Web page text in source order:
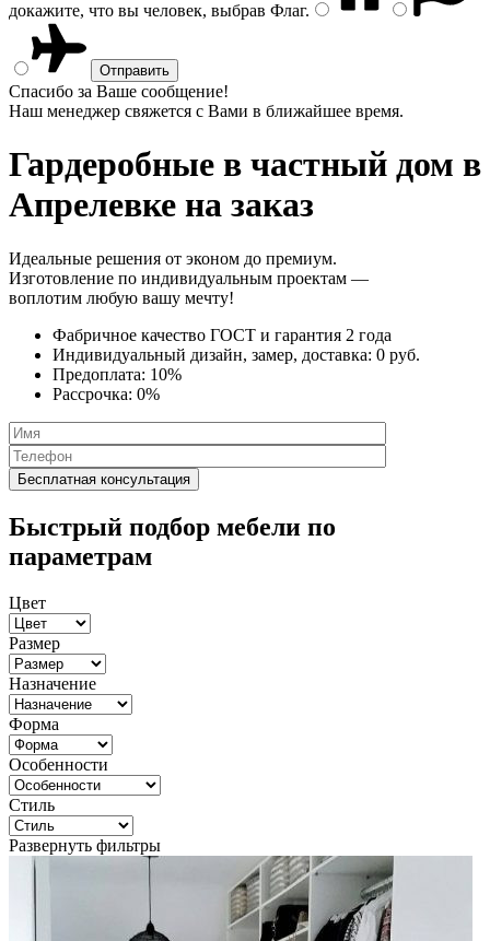
докажите, что вы человек, выбрав Флаг.
Спасибо за Ваше сообщение!
Наш менеджер свяжется с Вами в ближайшее время.
Гардеробные в частный дом в
Апрелевке на заказ
Идеальные решения от эконом до премиум.
Изготовление по индивидуальным проектам —
воплотим любую вашу мечту!
Фабричное качество ГОСТ и гарантия 2 года
Индивидуальный дизайн, замер, доставка: 0 руб.
Предоплата: 10%
Рассрочка: 0%
Быстрый подбор мебели по
параметрам
Цвет
Размер
Назначение
Форма
Особенности
Стиль
Развернуть фильтры